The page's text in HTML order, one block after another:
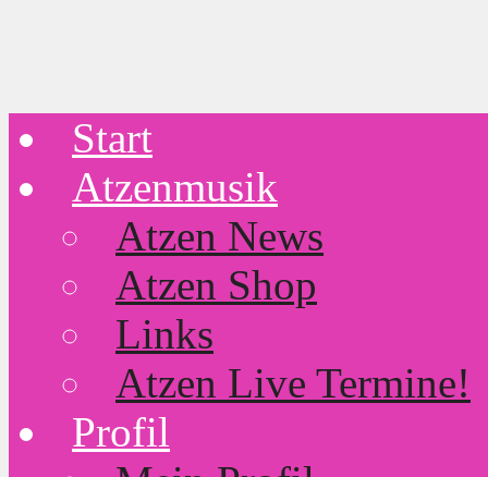
Start
Atzenmusik
Atzen News
Atzen Shop
Links
Atzen Live Termine!
Profil